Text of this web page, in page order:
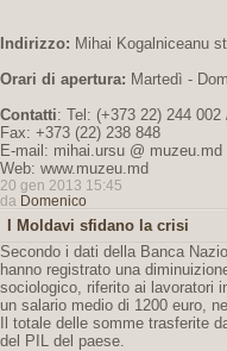
Indirizzo: Mihai Kogalniceanu
Orari di apertura: Martedì -
Contatti: Tel: (+373 22) 244
Fax: +373 (22) 238 848
E-mail: mihai.ursu @ muzeu.md
Web: www.muzeu.md
20 gen 2013 15:45
da Domenico
I Moldavi sfidano la crisi
Secondo i dati della Banca
hanno registrato una
sociologico, riferito ai lavoratori
un salario medio di 1200 euro,
Il totale delle somme trasferite
del PIL del paese.